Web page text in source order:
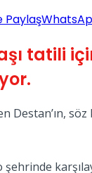
Paylaş
şehrinde